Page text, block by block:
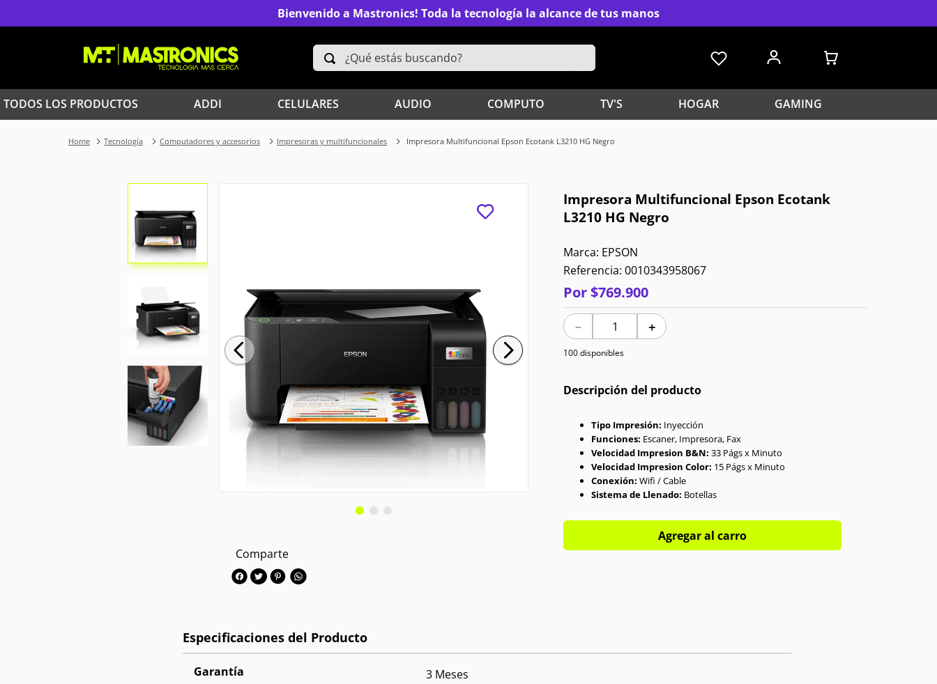
Bienvenido a Mastronics! Toda la tecnología la alcance de tus manos
¿Qué estás buscando?
TODOS LOS PRODUCTOS ADDI CELULARES AUDIO COMPUTO TV'S HOGAR GAMING
Tecnología Computadores y accesorios Impresoras y multifuncionales Impresora Multifuncional Epson Ecotank L3210 HG Negro
Comparte
Impresora Multifuncional Epson Ecotank
L3210 HG Negro
EPSON
Referencia: 0010343958067
Por$769.900
＋
－
100 disponibles
Descripción del producto
Tipo Impresión: Inyección
Funciones: Escaner, Impresora, Fax
Velocidad Impresion B&N: 33 Págs x Minuto
Velocidad Impresion Color: 15 Págs x Minuto
Conexión: Wifi / Cable
Sistema de Llenado: Botellas
Agregar al carro
Garantía 3 Meses
TÉRMINOS MÁS BUSCADOS
Iphone 2.
Xiaomi
S25 Ultra